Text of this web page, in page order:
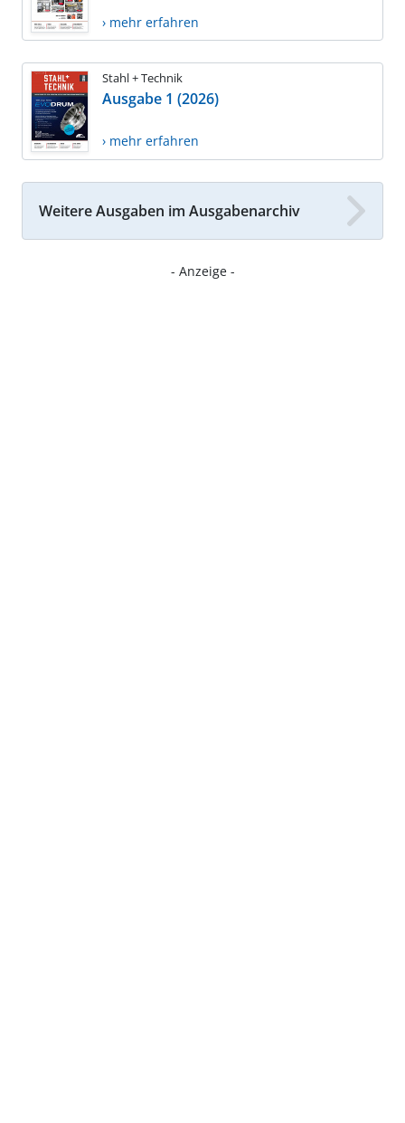
› mehr erfahren
Stahl + Technik
Ausgabe 1 (2026)
› mehr erfahren
Weitere Ausgaben im Ausgabenarchiv
- Anzeige -